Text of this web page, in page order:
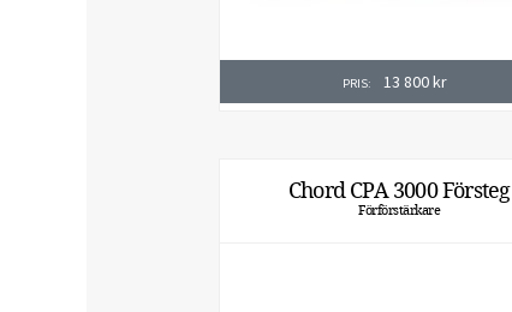
PRIS: 13 800kr
Chord CPA 3000 Försteg
Förförstärkare